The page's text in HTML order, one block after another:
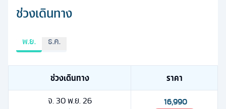
ช่วงเดินทาง
พ.ย. ธ.ค.
ช่วงเดินทาง
ราคา
จ. 30 พ.ย. 26
16,990